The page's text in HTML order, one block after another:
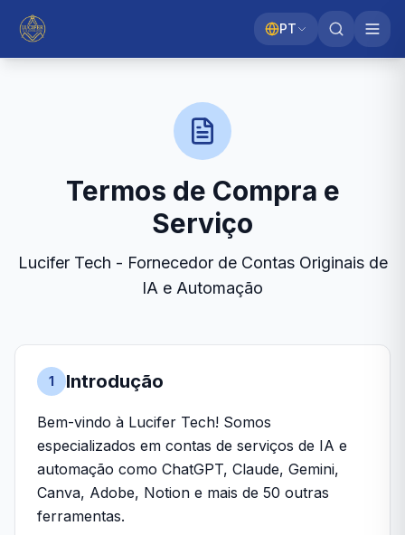
PT
Termos de Compra e
Serviço
Lucifer Tech - Fornecedor de Contas Originais de
IA e Automação
1 Introdução
Bem-vindo à Lucifer Tech! Somos
especializados em contas de serviços de IA e
automação como ChatGPT, Claude, Gemini,
Canva, Adobe, Notion e mais de 50 outras
ferramentas.